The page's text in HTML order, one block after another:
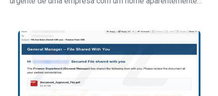
suas credenciais de conta de e-m